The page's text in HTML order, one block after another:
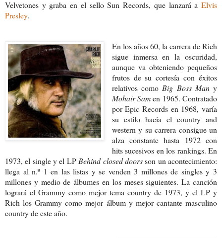
Velvetones y graba en el sello Sun Records, que lanzará a Elvis
Presley.
En los años 60, la carrera de Rich
sigue inmersa en la oscuridad,
aunque va obteniendo pequeños
frutos de su cortesía con éxitos
relativos comoBig Boss Many
Mohair Samen 1965. Contratado
por Epic Records en 1968, varía
su estilo hacia el country and
western y su carrera consigue un
alza constante hasta 1972 con
hits sucesivos en los rankings. En
1973, el single y el LPBehind closed doorsson un acontecimiento:
llega al n.º 1 en las listas y se venden 3 millones de singles y 3
millones y medio de álbumes en los meses siguientes. La canción
logrará el Grammy como mejor tema country de 1973, y el LP y
Rich los Grammy como mejor álbum y mejor cantante masculino
country de este año.